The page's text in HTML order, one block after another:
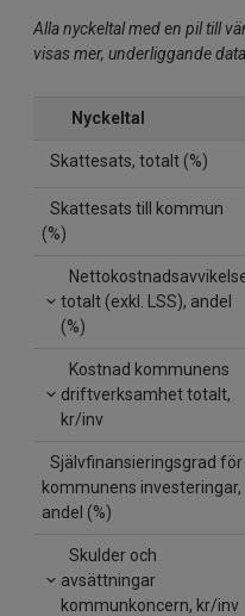
Alla nyckeltal med en pil till
visas mer, underliggande
Nyckeltal
Skattesats, totalt (%)
Skattesats till kommun
(%)
totalt (exkl. LSS), andel
(%)
Kostnad kommunens
driftverksamhet totalt,
kr/inv
Självfinansieringsgrad för
kommunens investeringar,
andel (%)
Skulder och
avsättningar
kommunkoncern, kr/inv